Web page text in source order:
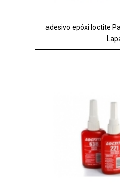
adesivo epóxi loctite